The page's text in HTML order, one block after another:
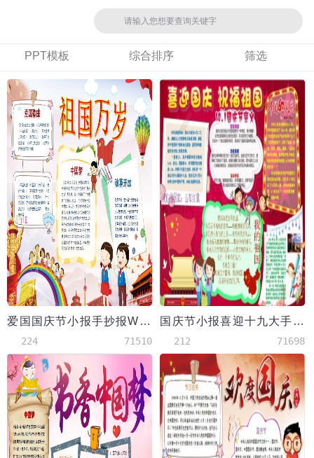
PPT模板 综合排序 筛选
爱国国庆节小报手抄报Word模板
224 71510
国庆节小报喜迎十九大手抄报爱国电子小报
212 71698